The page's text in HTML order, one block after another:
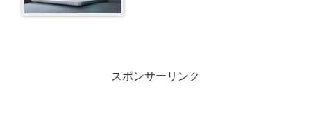
スポンサーリンク